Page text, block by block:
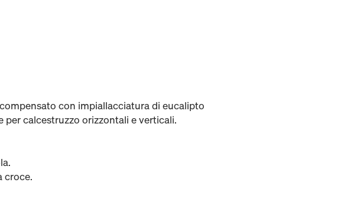
con impiallacciatura di eucalipto
calcestruzzo orizzontali e verticali.
croce.